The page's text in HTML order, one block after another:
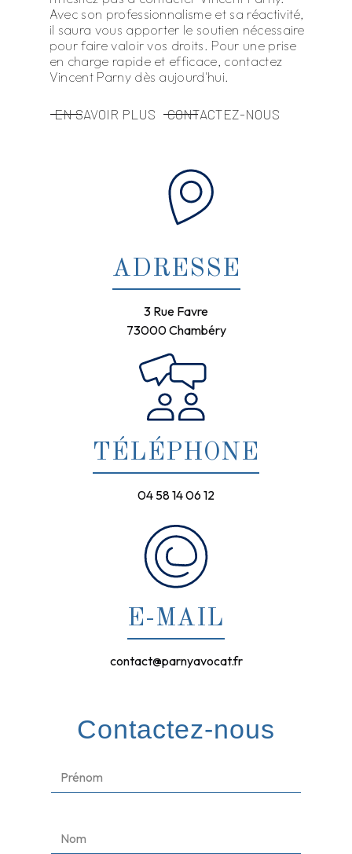
Avec son professionnalisme et sa réactivité,
il saura vous apporter le soutien nécessaire
pour faire valoir vos droits. Pour une prise
en charge rapide et efficace, contactez
Vincent Parny dès aujourd'hui.
EN SAVOIR PLUS CONTACTEZ-NOUS
ADRESSE
3 Rue Favre
73000 Chambéry
TÉLÉPHONE
04 58 14 06 12
E-MAIL
contact@parnyavocat.fr
Contactez-nous